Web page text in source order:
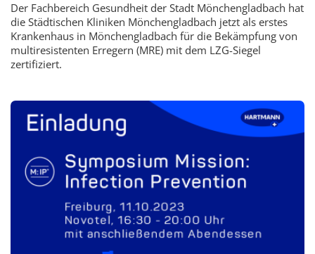
Der Fachbereich Gesundheit der Stadt Mönchengladbach hat
die Städtischen Kliniken Mönchengladbach jetzt als erstes
Krankenhaus in Mönchengladbach für die Bekämpfung von
multiresistenten Erregern (MRE) mit dem LZG-Siegel
zertifiziert.